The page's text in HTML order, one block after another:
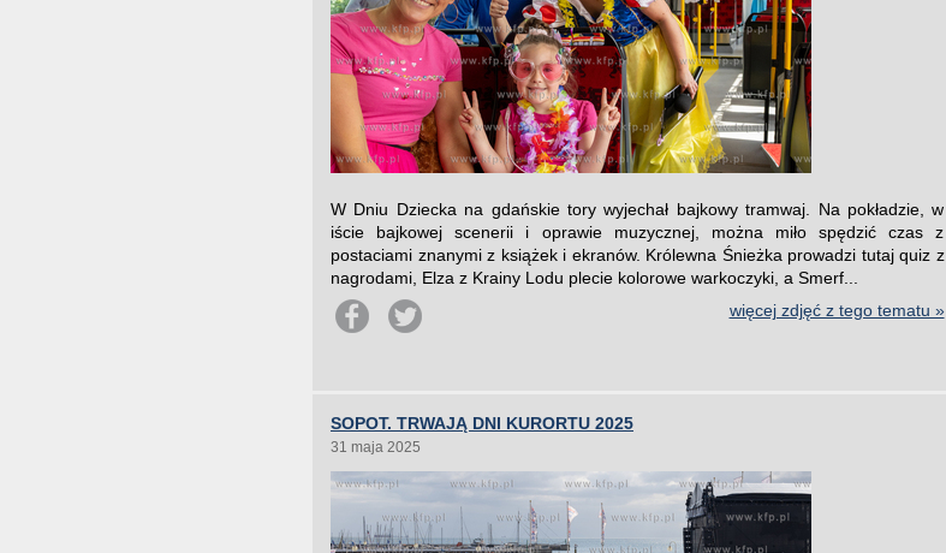
W Dniu Dziecka na gdańskie tory wyjechał bajkowy tramwaj. Na pokładzie, w
iście bajkowej scenerii i oprawie muzycznej, można miło spędzić czas z
postaciami znanymi z książek i ekranów. Królewna Śnieżka prowadzi tutaj quiz z
nagrodami, Elza z Krainy Lodu plecie kolorowe warkoczyki, a Smerf...
więcej zdjęć z tego tematu »
SOPOT. TRWAJĄ DNI KURORTU 2025
31 maja 2025